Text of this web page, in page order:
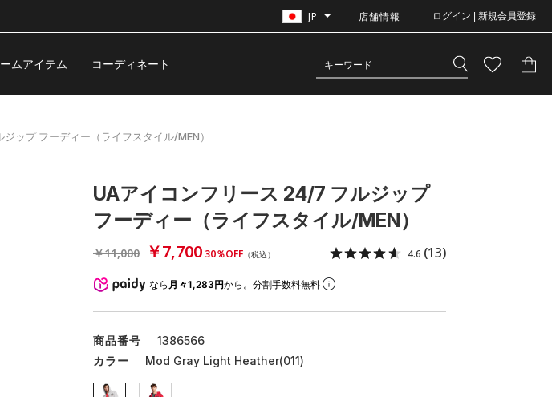
JP 店舗情報 ログイン | 新規会員登録
ムアイテム コーディネート
ップ フーディー（ライフスタイル/MEN）
UAアイコンフリース 24/7 フルジップ
フーディー（ライフスタイル/MEN）
￥11,000 ￥7,700 30％OFF （税込） 4.6 (13)
なら 月々1,283円から。分割手数料無料
商品番号
1386566
カラー
Mod Gray Light Heather(011)